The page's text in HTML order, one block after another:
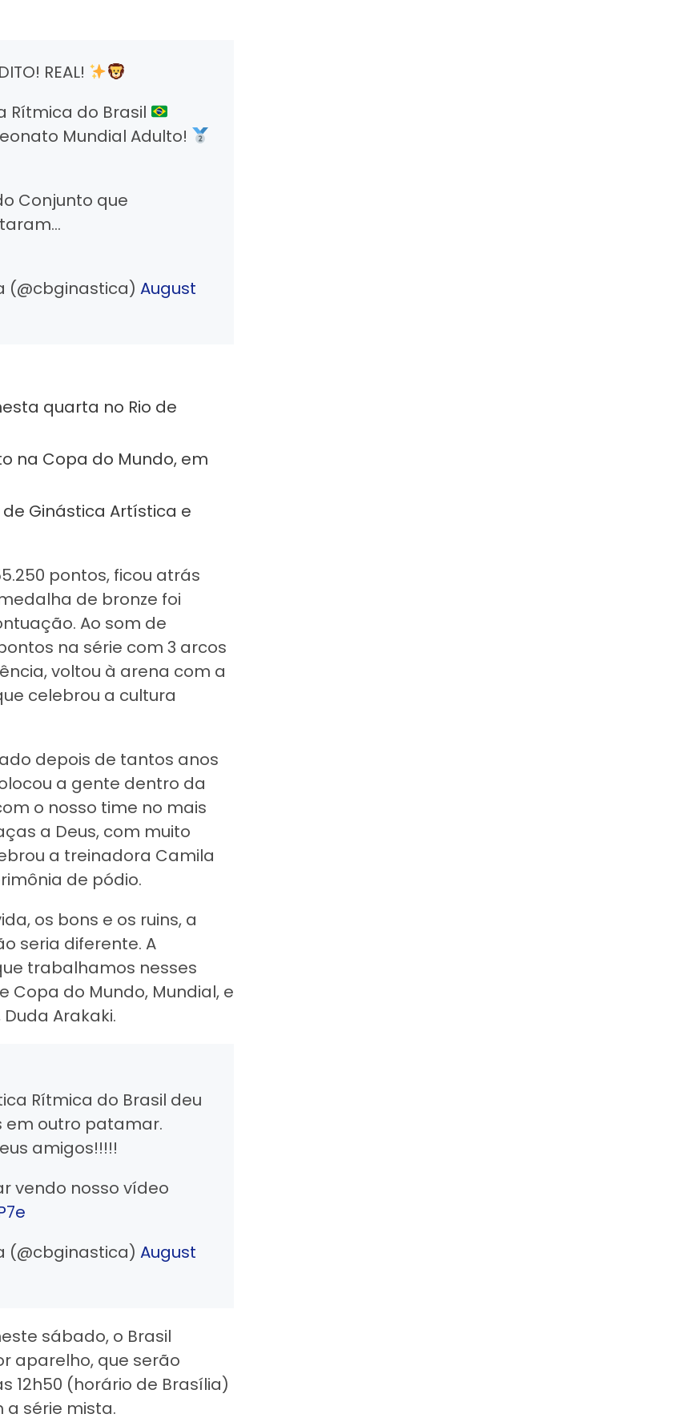
REAL!
Rítmica do Brasil
Mundial Adulto!
Conjunto que
(@cbginastica) August
quarta no Rio de
na Copa do Mundo, em
Ginástica Artística e
pontos, ficou atrás
de bronze foi
Ao som de
na série com 3 arcos
voltou à arena com a
celebrou a cultura
depois de tantos anos
a gente dentro da
o nosso time no mais
a Deus, com muito
a treinadora Camila
de pódio.
os bons e os ruins, a
seria diferente. A
trabalhamos nesses
do Mundo, Mundial, e
Arakaki.
Rítmica do Brasil deu
em outro patamar.
amigos!!!!!
vendo nosso vídeo
(@cbginastica) August
sábado, o Brasil
aparelho, que serão
12h50 (horário de Brasília)
a série mista.